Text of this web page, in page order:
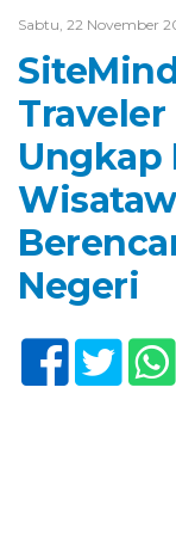
Sabtu, 22 November
Traveler
Ungkap
Negeri